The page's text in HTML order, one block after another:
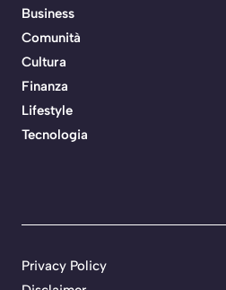
Business
Comunità
Cultura
Finanza
Lifestyle
Tecnologia
Privacy Policy